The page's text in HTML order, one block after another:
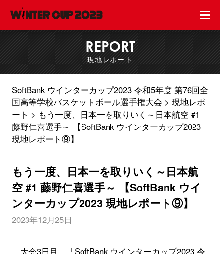
REPORT
現地レポート
SoftBank ウインターカップ2023 令和5年度 第76回全
国高等学校バスケットボール選手権大会
現地レポ
ート
もう一度、日本一を取りいく～日本航空 #1
藤野仁喜選手～ 【SoftBank ウインターカップ2023
現地レポート⑨】
もう一度、日本一を取りいく～日本航
空 #1 藤野仁喜選手～ 【SoftBank ウイ
ンターカップ2023 現地レポート⑨】
2023年12月25日
大会3日目、「SoftBank ウインターカップ2023 令